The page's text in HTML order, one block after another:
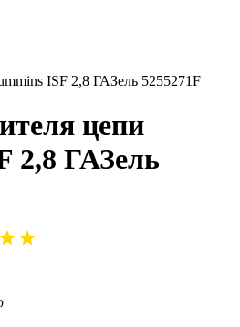
ISF 2,8 ГАЗель 5255271F
цепи
2,8 ГАЗель